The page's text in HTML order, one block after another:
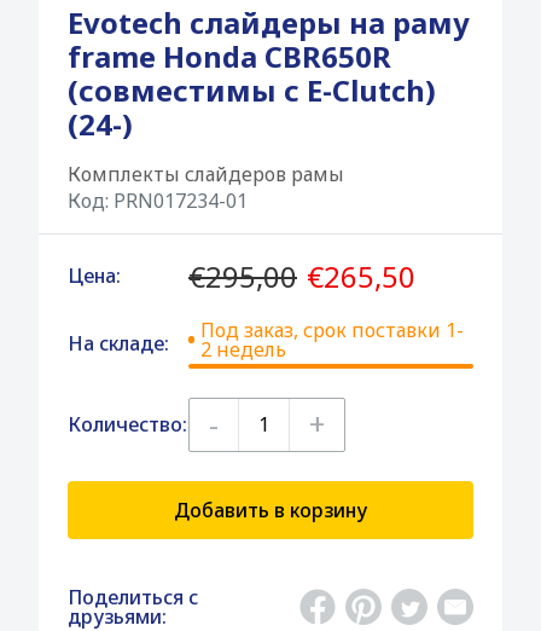
Evotech cлайдеры на раму
frame Honda CBR650R
(совместимы с E-Clutch)
(24-)
Комплекты слайдеров рамы
Код: PRN017234-01
Цена: €295,00 €265,50
На складе:
Под заказ, срок поставки 1-
2 недель
Количество: - +
Добавить в корзину
Поделиться с
друзьями: